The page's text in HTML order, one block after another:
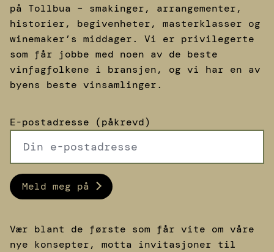
på Tollbua – smakinger, arrangementer,
historier, begivenheter, masterklasser og
winemaker’s middager. Vi er privilegerte
som får jobbe med noen av de beste
vinfagfolkene i bransjen, og vi har en av
byens beste vinsamlinger.
E-postadresse (påkrevd)
Meld meg på
Vær blant de første som får vite om våre
nye konsepter, motta invitasjoner til